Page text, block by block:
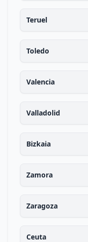
Teruel
Toledo
Valencia
Valladolid
Bizkaia
Zamora
Zaragoza
Ceuta